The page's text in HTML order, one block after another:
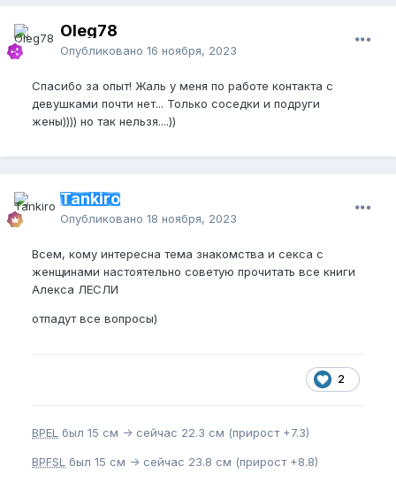
Oleg78
Опубликовано 16 ноября, 2023
Спасибо за опыт! Жаль у меня по работе контакта с
девушками почти нет... Только соседки и подруги
жены)))) но так нельзя....))
Tankiro
Опубликовано 18 ноября, 2023
Всем, кому интересна тема знакомства и секса с
женщинами настоятельно советую прочитать все книги
Алекса ЛЕСЛИ
отпадут все вопросы)
2
BPEL был 15 см -> сейчас 22.3 см (прирост +7.3)
BPFSL был 15 см -> сейчас 23.8 см (прирост +8.8)